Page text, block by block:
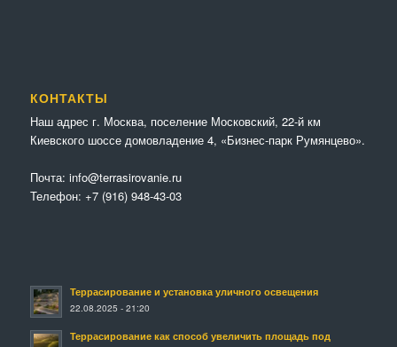
КОНТАКТЫ
Наш адрес г. Москва, поселение Московский, 22-й км
Киевского шоссе домовладение 4, «Бизнес-парк Румянцево».
Почта: info@terrasirovanie.ru
Телефон: +7 (916) 948-43-03
Террасирование и установка уличного освещения
22.08.2025 - 21:20
Террасирование как способ увеличить площадь под